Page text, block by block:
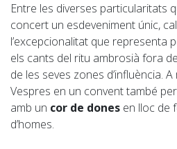
Entre les diverses particularitats
concert un esdeveniment únic,
l’excepcionalitat que representa
els cants del ritu ambrosià fora
de les seves zones d’influència.
Vespres en un convent també
amb un cor de dones en lloc de
d’homes.